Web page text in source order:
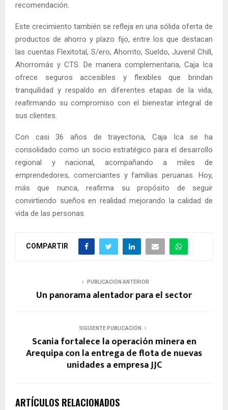
recomendación.
Este crecimiento también se refleja en una sólida oferta de
productos de ahorro y plazo fijo, entre los que destacan
las cuentas Flexitotal, S/ero, Ahorrito, Sueldo, Juvenil Chill,
Ahorromás y CTS. De manera complementaria, Caja Ica
ofrece seguros accesibles y flexibles que brindan
tranquilidad y respaldo en diferentes etapas de la vida,
reafirmando su compromiso con el bienestar integral de
sus clientes.
Con casi 36 años de trayectoria, Caja Ica se ha
consolidado como un socio estratégico para el desarrollo
regional y nacional, acompañando a miles de
emprendedores, comerciantes y familias peruanas. Hoy,
más que nunca, reafirma su propósito de seguir
convirtiendo sueños en realidad mejorando la calidad de
vida de las personas.
COMPARTIR
PUBLICACIÓN ANTERIOR
Un panorama alentador para el sector
SIGUIENTE PUBLICACIÓN
Scania fortalece la operación minera en
Arequipa con la entrega de flota de nuevas
unidades a empresa JJC
ARTÍCULOS RELACIONADOS